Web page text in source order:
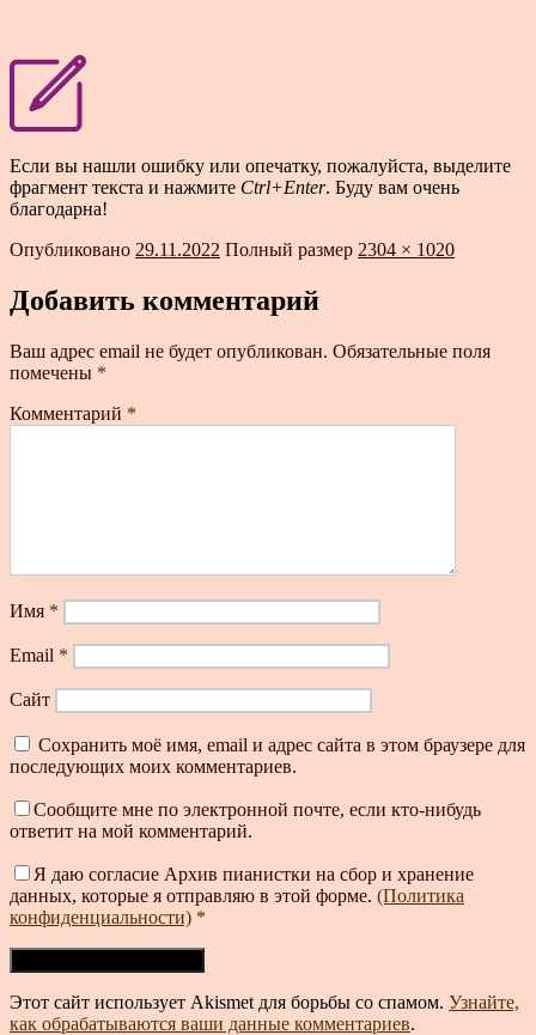
Если вы нашли ошибку или опечатку, пожалуйста, выделите
фрагмент текста и нажмите Ctrl+Enter. Буду вам очень
благодарна!
Опубликовано 29.11.2022 Полный размер 2304 × 1020
Добавить комментарий
Ваш адрес email не будет опубликован. Обязательные поля
помечены *
Комментарий *
Имя *
Email *
Сайт
Сохранить моё имя, email и адрес сайта в этом браузере для
последующих моих комментариев.
Сообщите мне по электронной почте, если кто-нибудь
ответит на мой комментарий.
Я даю согласие Архив пианистки на сбор и хранение
данных, которые я отправляю в этой форме. (Политика
конфиденциальности) *
Этот сайт использует Akismet для борьбы со спамом. Узнайте,
как обрабатываются ваши данные комментариев.